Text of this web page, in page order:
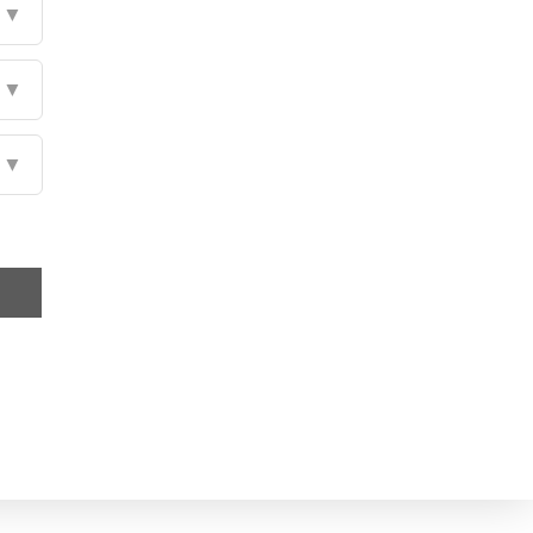
▼
▼
▼